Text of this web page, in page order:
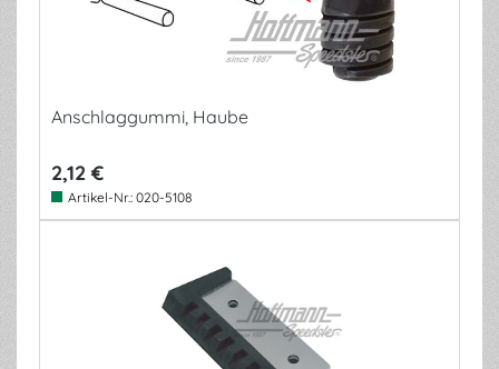
Anschlaggummi, Haube
2,12 €
Artikel-Nr.: 020-5108